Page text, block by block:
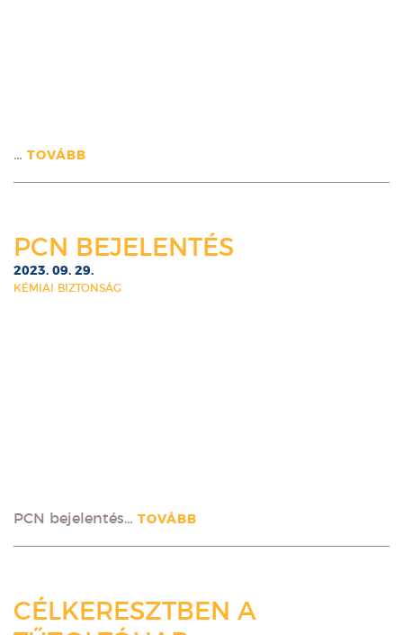
… TOVÁBB
PCN BEJELENTÉS
2023. 09. 29.
KÉMIAI BIZTONSÁG
PCN bejelentés… TOVÁBB
CÉLKERESZTBEN A